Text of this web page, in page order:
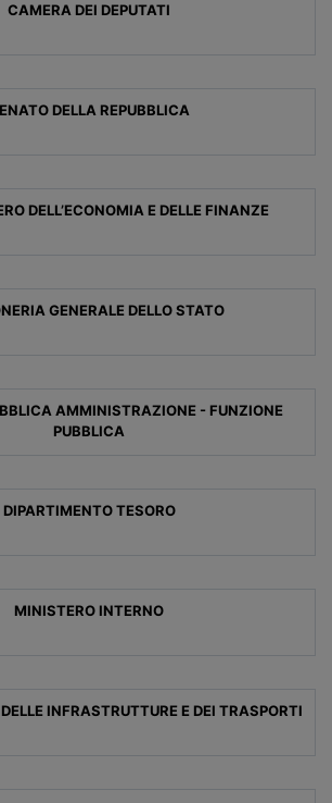
CAMERA DEI DEPUTATI
DELLA REPUBBLICA
DELL’ECONOMIA E DELLE FINANZE
GENERALE DELLO STATO
AMMINISTRAZIONE - FUNZIONE
PUBBLICA
DIPARTIMENTO TESORO
MINISTERO INTERNO
INFRASTRUTTURE E DEI TRASPORTI